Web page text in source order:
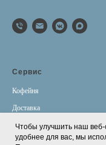
Сервис
Кофейня
Доставка
Оплата
Контакты
Чтобы улучшить наш веб-
удобнее для вас, мы